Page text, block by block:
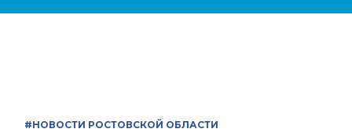
#НОВОСТИ РОСТОВСКОЙ ОБЛАСТИ